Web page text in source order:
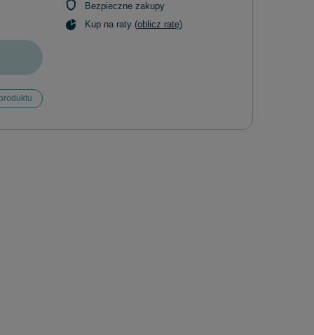
Bezpieczne zakupy
Kup na raty (oblicz ratę)